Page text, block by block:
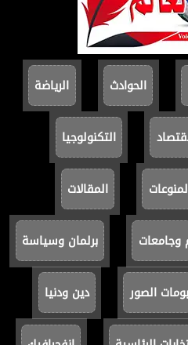
الحوادث الرياضة
التكنولوجيا
المقالات
وجامعات برلمان وسياسة
الصور دين ودنيا